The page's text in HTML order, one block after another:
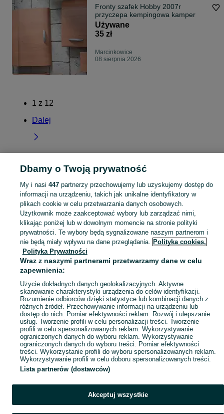
Fronty szafek Hobby 2007r
przyczepa kempingowa kamper
Używane
35 zł
Marcinkowice
08 sierpnia 2026
1 z 12
Dalej
Strona główna Świętokrzyskie Marcinkowice
KATEGORIA
Skorzystaj z największego serwisu ogłoszeniowego - Marcinkowice i okolice! Kupuj to, czego pragniesz i sprzedawaj to, czego już nie potrzebujesz! Zobacz
Mapa kategorii
Mapa miejscowości
Mapa ministron
Popularne wyszukiwania
Dbamy o Twoją prywatność
My i nasi 447partnerzy przechowujemy lub uzyskujemy dostęp do
informacji na urządzeniu, takich jak unikalne identyfikatory w
plikach cookie w celu przetwarzania danych osobowych.
Użytkownik może zaakceptować wybory lub zarządzać nimi,
klikając poniżej lub w dowolnym momencie na stronie polityki
prywatności. Te wybory będą sygnalizowane naszym partnerom i
nie będą miały wpływu na dane przeglądania. Polityka cookies,
Polityka Prywatności
Wraz z naszymi partnerami przetwarzamy dane w celu
zapewnienia:
Użycie dokładnych danych geolokalizacyjnych. Aktywne
skanowanie charakterystyki urządzenia do celów identyfikacji.
Rozumienie odbiorców dzięki statystyce lub kombinacji danych z
różnych źródeł. Przechowywanie informacji na urządzeniu lub
dostęp do nich. Pomiar efektywności reklam. Rozwój i ulepszanie
usług. Tworzenie profili w celu personalizacji treści. Tworzenie
profili w celu spersonalizowanych reklam. Wykorzystywanie
ograniczonych danych do wyboru reklam. Wykorzystywanie
ograniczonych danych do wyboru treści. Pomiar efektywności
treści. Wykorzystanie profili do wyboru spersonalizowanych reklam.
Wykorzystywanie profili w celu doboru spersonalizowanych treści.
Lista partnerów (dostawców)
Akceptuj wszystkie